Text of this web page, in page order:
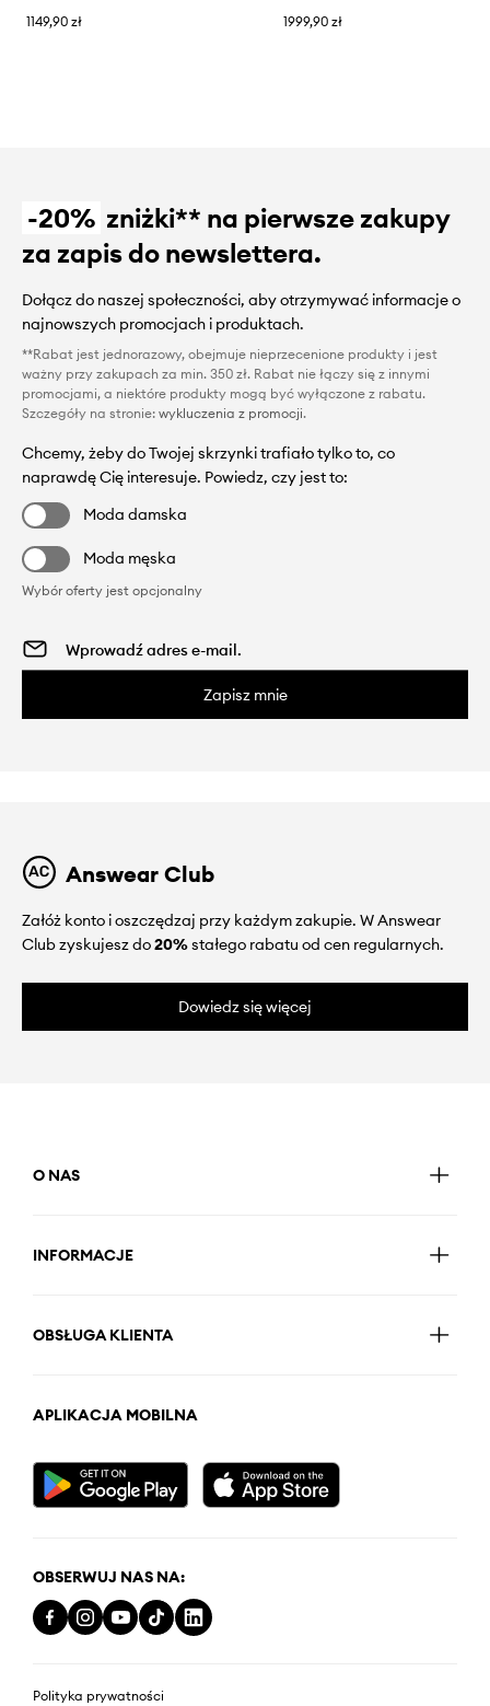
1149,90 zł
1999,90 zł
-20% zniżki** na pierwsze zakupy
za zapis do newslettera.
Dołącz do naszej społeczności, aby otrzymywać informacje o
najnowszych promocjach i produktach.
**Rabat jest jednorazowy, obejmuje nieprzecenione produkty i jest
ważny przy zakupach za min. 350 zł. Rabat nie łączy się z innymi
promocjami, a niektóre produkty mogą być wyłączone z rabatu.
Szczegóły na stronie: wykluczenia z promocji.
Chcemy, żeby do Twojej skrzynki trafiało tylko to, co
naprawdę Cię interesuje. Powiedz, czy jest to:
Moda damska
Moda męska
Wybór oferty jest opcjonalny
Zapisz mnie
Answear Club
Załóż konto i oszczędzaj przy każdym zakupie. W Answear
Club zyskujesz do20%stałego rabatu od cen regularnych.
Dowiedz się więcej
O NAS
INFORMACJE
OBSŁUGA KLIENTA
APLIKACJA MOBILNA
OBSERWUJ NAS NA:
Polityka prywatności